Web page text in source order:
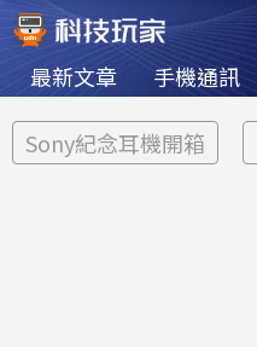
最新文章 手機通訊
Sony紀念耳機開箱